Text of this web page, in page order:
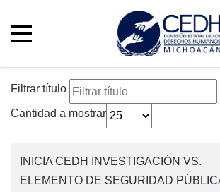
Filtrar título
Cantidad a mostrar
INICIA CEDH INVESTIGACIÓN VS.
ELEMENTO DE SEGURIDAD